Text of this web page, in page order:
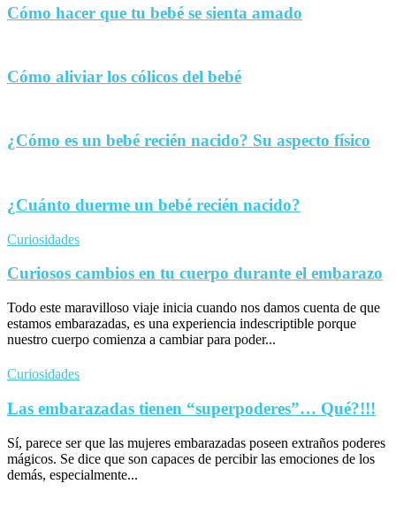
Cómo hacer que tu bebé se sienta amado
Cómo aliviar los cólicos del bebé
¿Cómo es un bebé recién nacido? Su aspecto físico
¿Cuánto duerme un bebé recién nacido?
Curiosidades
Curiosos cambios en tu cuerpo durante el embarazo
Todo este maravilloso viaje inicia cuando nos damos cuenta de que
estamos embarazadas, es una experiencia indescriptible porque
nuestro cuerpo comienza a cambiar para poder...
Curiosidades
Las embarazadas tienen “superpoderes”… Qué?!!!
Sí, parece ser que las mujeres embarazadas poseen extraños poderes
mágicos. Se dice que son capaces de percibir las emociones de los
demás, especialmente...